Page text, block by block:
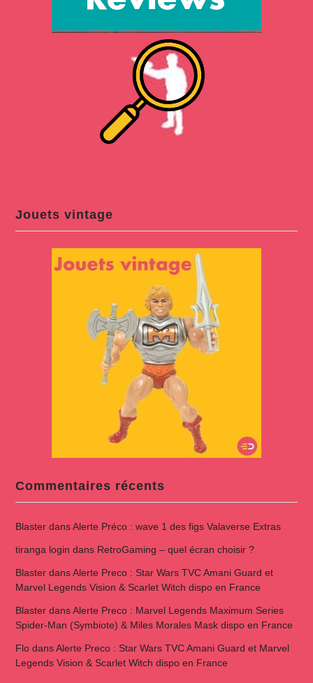
Jouets vintage
Commentaires récents
BlasterdansAlerte Préco : wave 1 des figs Valaverse Extras
tiranga login dans RetroGaming – quel écran choisir ?
BlasterdansAlerte Preco : Star Wars TVC Amani Guard et
Marvel Legends Vision & Scarlet Witch dispo en France
BlasterdansAlerte Preco : Marvel Legends Maximum Series
Spider-Man (Symbiote) & Miles Morales Mask dispo en France
FlodansAlerte Preco : Star Wars TVC Amani Guard et Marvel
Legends Vision & Scarlet Witch dispo en France